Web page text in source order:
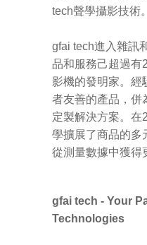
tech聲學攝影技術。
gfai tech進入雜訊
品和服務己超過有
影機的發明家。經
者友善的產品，併
定製解決方案。在
學擴展了商品的多
從測量數據中獲得
gfai tech - Your
Technologies